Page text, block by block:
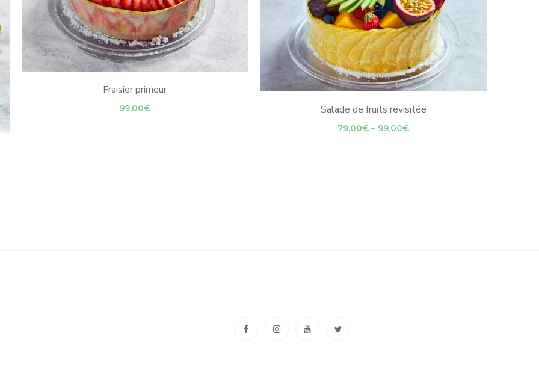
Fraisier primeur
99,00€ Salade de fruits revisitée
79,00€ – 99,00€Price